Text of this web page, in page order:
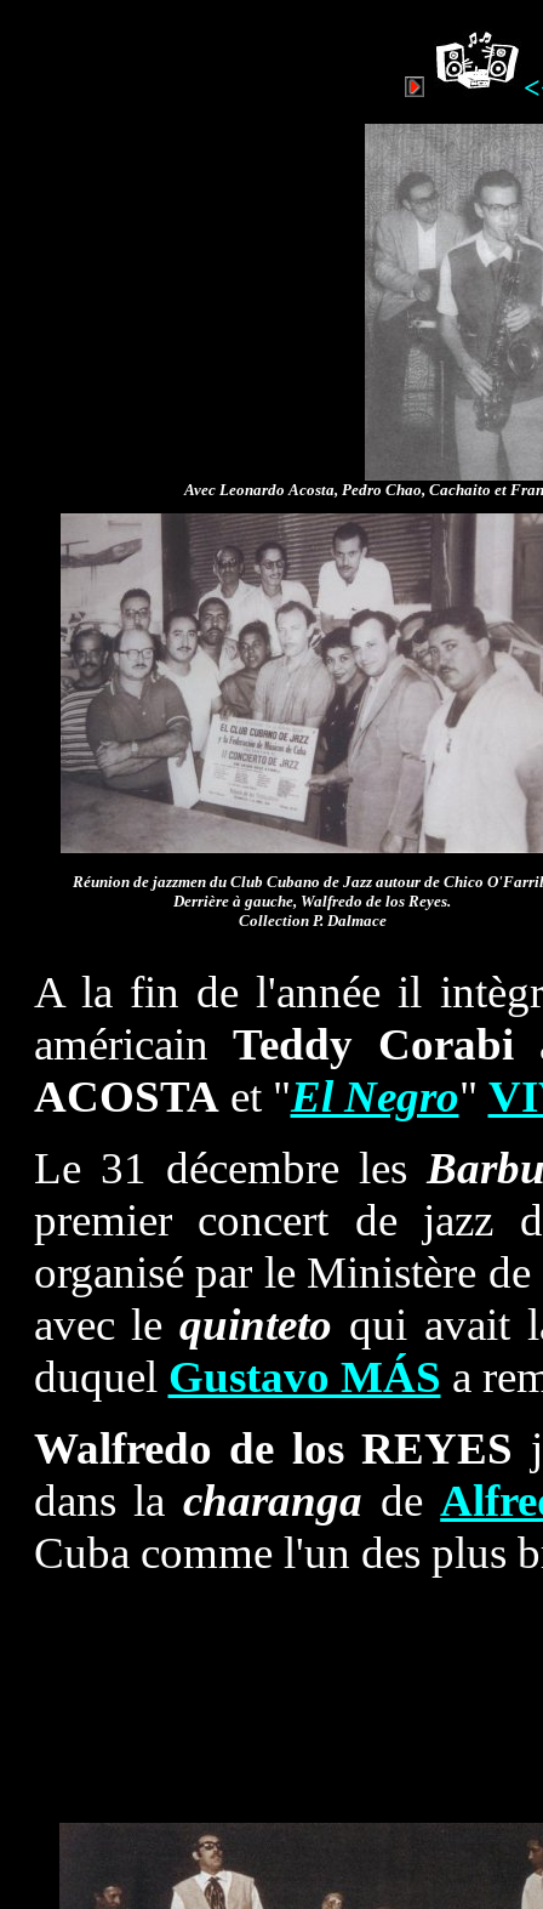
Avec Leonardo Acosta, Pedro Chao, Cachaito et
Réunion de jazzmen du Club Cubano de Jazz autour de Chico
Derrière à gauche, Walfredo de los Reyes.
Collection P. Dalmace
A la fin de l'année il
américainTeddy Corabi
ACOSTAet "El Negro"
Le 31 décembre les
premier concert de jazz
organisé par le Ministère
avec lequinteto qui avait
duquel Gustavo MÁS a
Walfredo de los REYES
dans la charanga de
Cuba comme l'un des plus